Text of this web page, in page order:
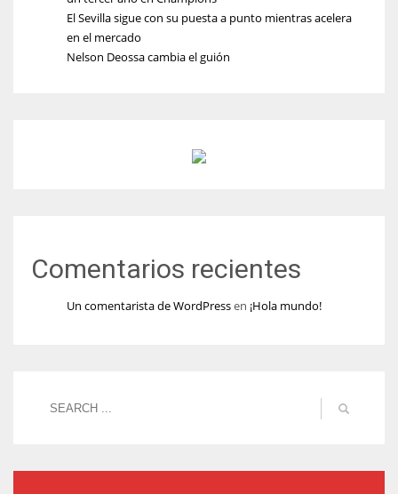
El Sevilla sigue con su puesta a punto mientras acelera
en el mercado
Nelson Deossa cambia el guión
Comentarios recientes
Un comentarista de WordPressen ¡Hola mundo!